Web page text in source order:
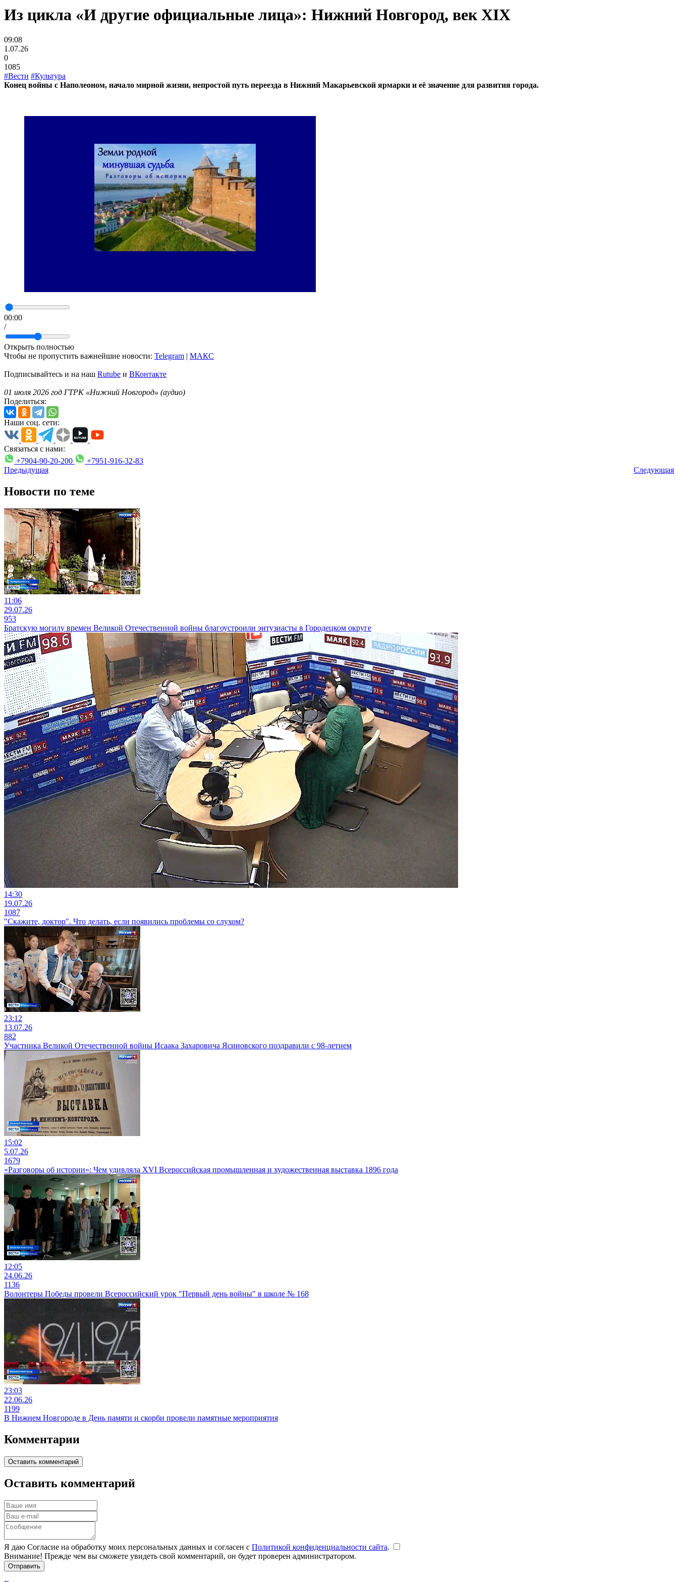
Из цикла «И другие официальные лица»: Нижний Новгород, век ХIХ
09:08
1.07.26
0
1085
#Вести #Культура
Конец войны с Наполеоном, начало мирной жизни, непростой путь переезда в Нижний Макарьевской ярмарки и её значение для развития города.
00:00
/
Открыть полностью
Чтобы не пропустить важнейшие новости: Telegram | MAКС
Подписывайтесь и на наш Rutube и ВКонтакте
01 июля 2026 год ГТРК «Нижний Новгород» (аудио)
Поделиться:
Наши соц. сети:
Связаться с нами:
+7904-90-20-200
+7951-916-32-83
Предыдущая
Следующая
Новости по теме
11:06
29.07.26
953
Братскую могилу времен Великой Отечественной войны благоустроили энтузиасты в Городецком округе
14:30
19.07.26
1087
"Скажите, доктор". Что делать, если появились проблемы со слухом?
23:12
13.07.26
882
Участника Великой Отечественной войны Исаака Захаровича Ясиновского поздравили с 98-летием
15:02
5.07.26
1679
«Разговоры об истории»: Чем удивляла XVI Всероссийская промышленная и художественная выставка 1896 года
12:05
24.06.26
1136
Волонтеры Победы провели Всероссийский урок "Первый день войны" в школе № 168
23:03
22.06.26
1199
В Нижнем Новгороде в День памяти и скорби провели памятные мероприятия
Комментарии
Оставить комментарий
Оставить комментарий
Я даю Согласие на обработку моих персональных данных и согласен с Политикой конфиденциальности сайта.
Внимание! Прежде чем вы сможете увидеть свой комментарий, он будет проверен администратором.
Отправить